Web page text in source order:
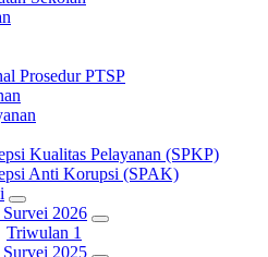
Prosedur PTSP
Kualitas Pelayanan (SPKP)
Anti Korupsi (SPAK)
2026
Triwulan 1
2025